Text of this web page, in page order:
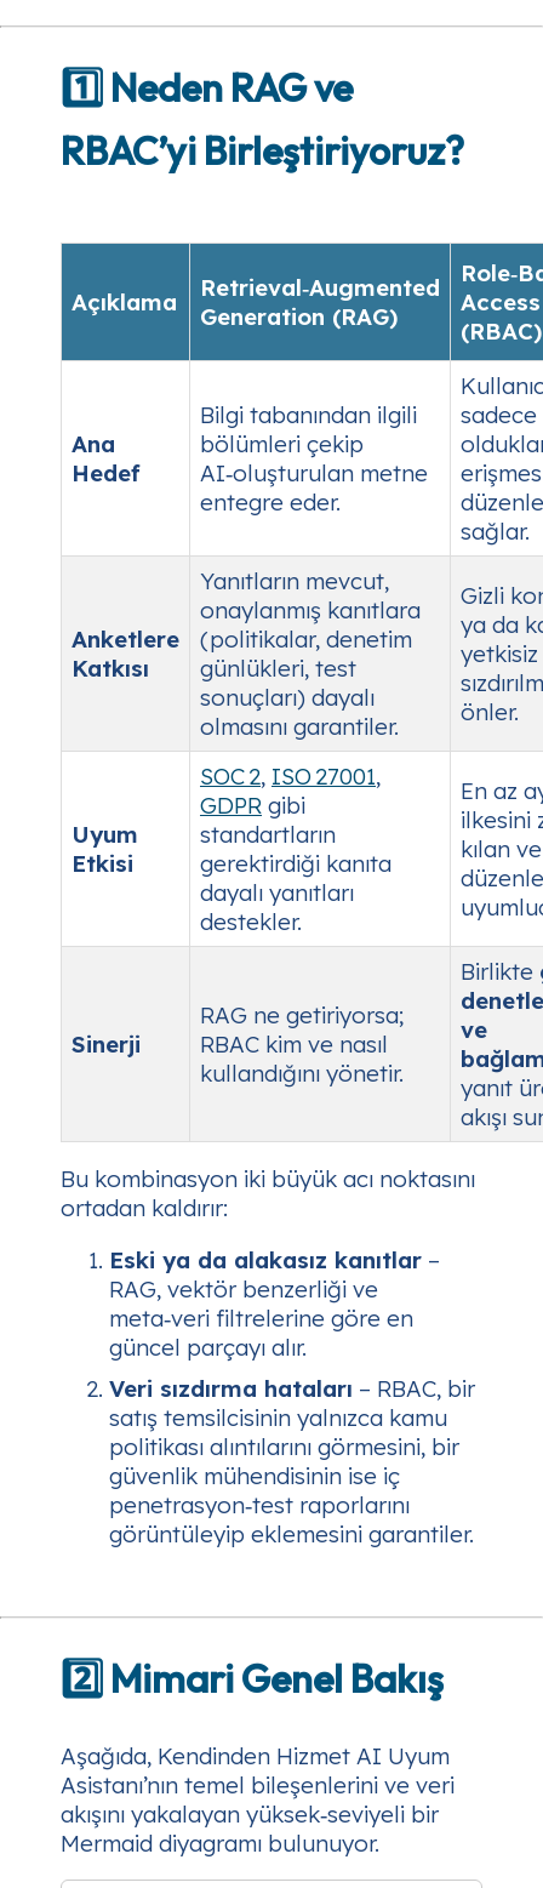
1️⃣ Neden RAG ve
RBAC’yi Birleştiriyoruz?
Açıklama
Retrieval‑Augmented
Generation (RAG)
(RBAC)
Ana
Hedef
Bilgi tabanından ilgili
bölümleri çekip
AI‑oluşturulan metne
entegre eder.
sağlar.
Anketlere
Katkısı
Yanıtların mevcut,
onaylanmış kanıtlara
(politikalar, denetim
günlükleri, test
sonuçları) dayalı
olmasını garantiler.
Gizli
ya da
önler.
Uyum
Etkisi
SOC 2, ISO 27001,
GDPR gibi
standartların
gerektirdiği kanıta
dayalı yanıtları
destekler.
En az
ilkesini
kılan
Sinerji
RAG ne getiriyorsa;
RBAC kim ve nasıl
kullandığını yönetir.
Birlikte
ve
yanıt
akışı
Bu kombinasyon iki büyük acı noktasını
ortadan kaldırır:
Eski ya da alakasız kanıtlar –
RAG, vektör benzerliği ve
meta‑veri filtrelerine göre en
güncel parçayı alır.
Veri sızdırma hataları – RBAC, bir
satış temsilcisinin yalnızca kamu
politikası alıntılarını görmesini, bir
güvenlik mühendisinin ise iç
penetrasyon‑test raporlarını
görüntüleyip eklemesini garantiler.
2️⃣ Mimari Genel Bakış
Aşağıda, Kendinden Hizmet AI Uyum
Asistanı’nın temel bileşenlerini ve veri
akışını yakalayan yüksek‑seviyeli bir
Mermaid diyagramı bulunuyor.